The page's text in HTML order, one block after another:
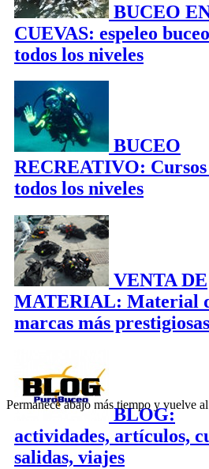
BUCEO
CUEVAS: espeleo
todos los niveles
BUCEO
RECREATIVO: Cursos
todos los niveles
VENTA DE
MATERIAL: Material
marcas más prestigiosas
BLOG:
actividades, artículos,
salidas, viajes
Permanece abajo más tiempo y vuelve